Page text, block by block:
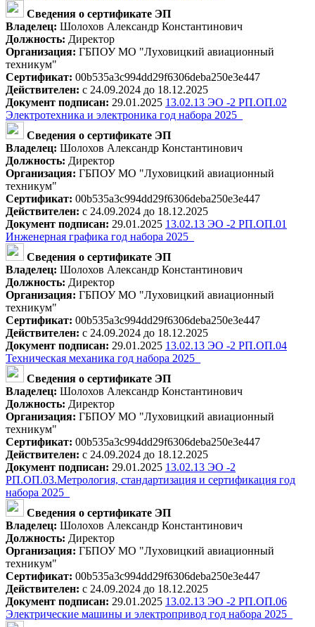
Сведения о сертификате ЭП
Владелец: Шолохов Александр Константинович
Должность: Директор
Организация: ГБПОУ МО "Луховицкий авиационный
техникум"
Сертификат: 00b535a3c994dd29f6306deba250e3e447
Действителен: с 24.09.2024 до 18.12.2025
Документ подписан: 29.01.2025 13.02.13 ЭО -2 РП.ОП.02
Электротехника и электроника год набора 2025_
Сведения о сертификате ЭП
Владелец: Шолохов Александр Константинович
Должность: Директор
Организация: ГБПОУ МО "Луховицкий авиационный
техникум"
Сертификат: 00b535a3c994dd29f6306deba250e3e447
Действителен: с 24.09.2024 до 18.12.2025
Документ подписан: 29.01.2025 13.02.13 ЭО -2 РП.ОП.01
Инженерная графика год набора 2025_
Сведения о сертификате ЭП
Владелец: Шолохов Александр Константинович
Должность: Директор
Организация: ГБПОУ МО "Луховицкий авиационный
техникум"
Сертификат: 00b535a3c994dd29f6306deba250e3e447
Действителен: с 24.09.2024 до 18.12.2025
Документ подписан: 29.01.2025 13.02.13 ЭО -2 РП.ОП.04
Техническая механика год набора 2025_
Сведения о сертификате ЭП
Владелец: Шолохов Александр Константинович
Должность: Директор
Организация: ГБПОУ МО "Луховицкий авиационный
техникум"
Сертификат: 00b535a3c994dd29f6306deba250e3e447
Действителен: с 24.09.2024 до 18.12.2025
Документ подписан: 29.01.2025 13.02.13 ЭО -2
РП.ОП.03.Метрология, стандартизация и сертификация год
набора 2025_
Сведения о сертификате ЭП
Владелец: Шолохов Александр Константинович
Должность: Директор
Организация: ГБПОУ МО "Луховицкий авиационный
техникум"
Сертификат: 00b535a3c994dd29f6306deba250e3e447
Действителен: с 24.09.2024 до 18.12.2025
Документ подписан: 29.01.2025 13.02.13 ЭО -2 РП.ОП.06
Электрические машины и электропривод год набора 2025_